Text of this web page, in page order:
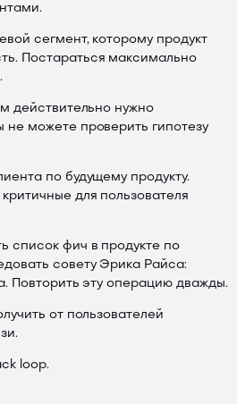
сегмент, которому продукт
Постараться максимально
действительно нужно
не можете проверить гипотезу
по будущему продукту.
для пользователя
список фич в продукте по
совету Эрика Райса:
Повторить эту операцию дважды.
от пользователей
loop.